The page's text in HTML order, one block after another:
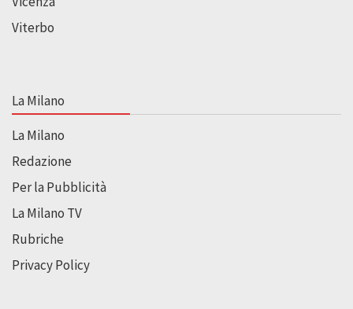
Viterbo
La Milano
La Milano
Redazione
Per la Pubblicità
La Milano TV
Rubriche
Privacy Policy